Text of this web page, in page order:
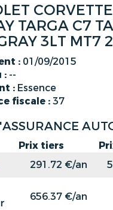
TARGA C7
3LT MT7
: 01/09/2015
: --
: Essence
fiscale :37
Prix tiers
291.72 €/an
656.37 €/an